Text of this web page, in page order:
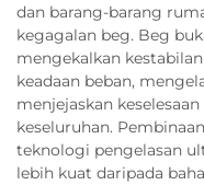
dan barang-barang
kegagalan beg. Beg
mengekalkan
keadaan beban,
menjejaskan
keseluruhan.
teknologi pengelasan
lebih kuat daripada